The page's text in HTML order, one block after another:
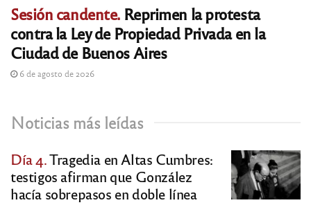
Sesión candente.Reprimen la protesta
contra la Ley de Propiedad Privada en la
Ciudad de Buenos Aires
6 de agosto de 2026
Noticias más leídas
Día 4.Tragedia en Altas Cumbres:
testigos afirman que González
hacía sobrepasos en doble línea